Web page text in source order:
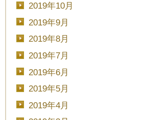
2019年10月
2019年9月
2019年8月
2019年7月
2019年6月
2019年5月
2019年4月